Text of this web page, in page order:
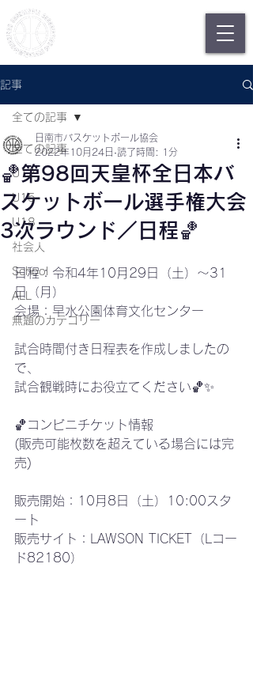
記事
全ての記事
U12
U15
U18
社会人
School
ALL
無題のカテゴリー
全ての記事
🏀第98回天皇杯全日本バ
スケットボール選手権大会
3次ラウンド／日程🏀
日南市バスケットボール協会
2022年10月24日 読了時間: 1分
日程：令和4年10月29日（土）～31
日（月）
会場：早水公園体育文化センター
試合時間付き日程表を作成しましたの
で、
試合観戦時にお役立てください🏀✨
🏀コンビニチケット情報
(販売可能枚数を超えている場合には完
売)
販売開始：10月8日（土）10:00スタ
ート
販売サイト：LAWSON TICKET（Lコー
ド82180）